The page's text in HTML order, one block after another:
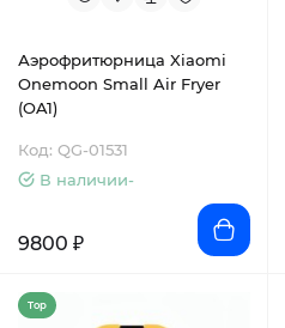
Аэрофритюрница Xiaomi
Onemoon Small Air Fryer
(OA1)
Код: QG-01531
В наличии-
9800 ₽
Top